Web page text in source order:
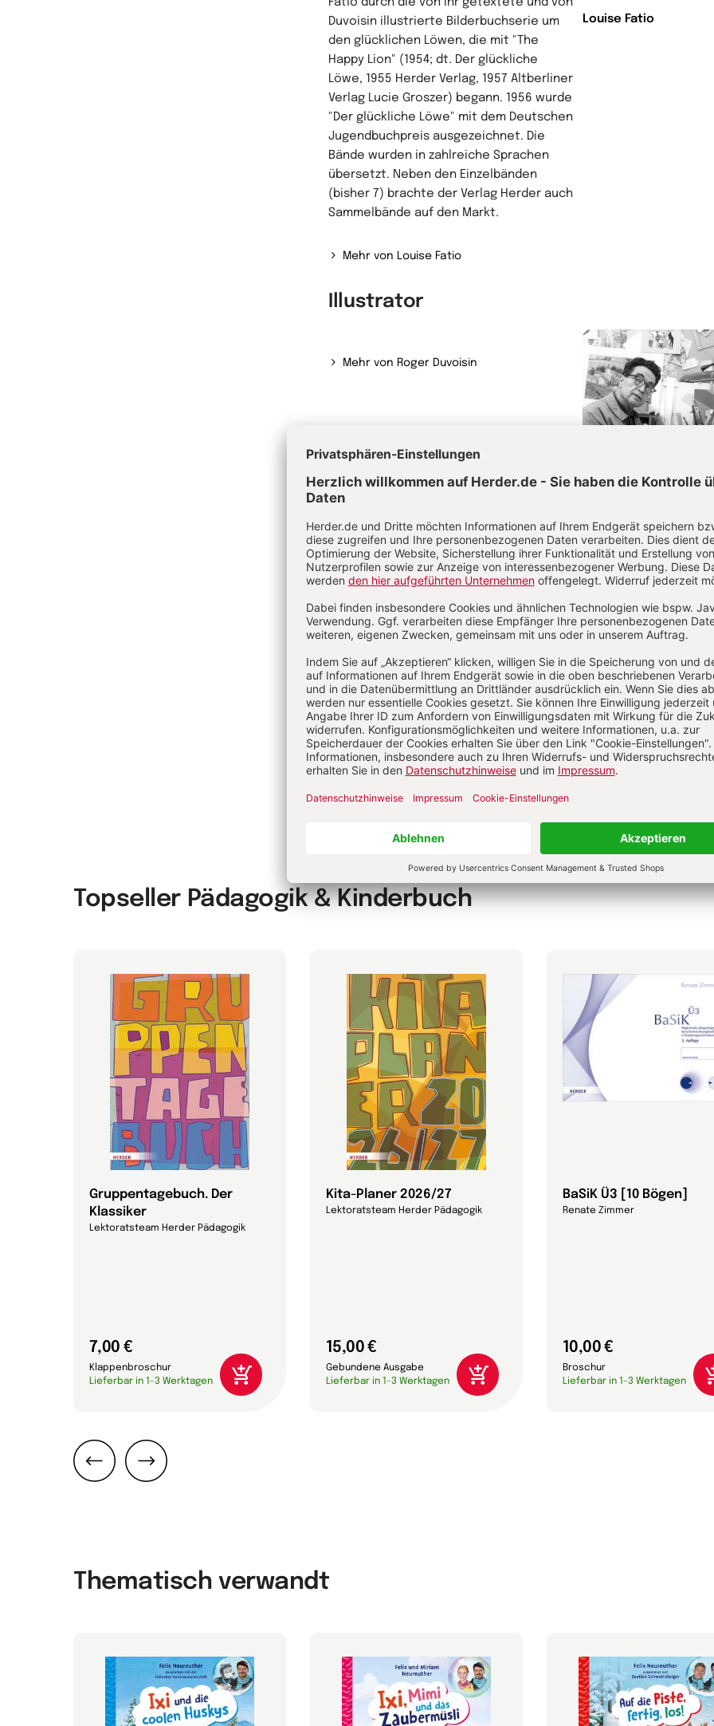
Louise Fatio
Duvoisin illustrierte Bilderbuchserie um
den glücklichen Löwen, die mit "The
Happy Lion" (1954; dt. Der glückliche
Löwe, 1955 Herder Verlag, 1957 Altberliner
Verlag Lucie Groszer) begann. 1956 wurde
"Der glückliche Löwe" mit dem Deutschen
Jugendbuchpreis ausgezeichnet. Die
Bände wurden in zahlreiche Sprachen
übersetzt. Neben den Einzelbänden
(bisher 7) brachte der Verlag Herder auch
Sammelbände auf den Markt.
Mehr von Louise Fatio
Illustrator
Roger Duvoisin
Mehr von Roger Duvoisin
Verwandte Themen
Kamishibai Erzähltheater im Kindergarten Kranke Kinder in der Kita
Achtsamkeit und Entspannung Angst und Einsamkeit überwinden
Angst vor Krankheiten Das eigene Glück finden
Angst verstehen und damit umgehen Freundschaft
Topseller Pädagogik & Kinderbuch
Gruppentagebuch. Der
Klassiker
Lektoratsteam Herder Pädagogik
7,00 €
Klappenbroschur
Lieferbar in 1-3 Werktagen
Kita-Planer 2026/27
Lektoratsteam Herder Pädagogik
15,00 €
Gebundene Ausgabe
Lieferbar in 1-3 Werktagen
BaSiK Ü3 [10 Bögen]
Renate Zimmer
10,00 €
Broschur
Lieferbar in 1-3 Werktagen
Thematisch verwandt